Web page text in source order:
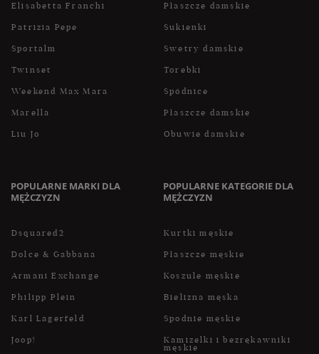
Elisabetta Franchi
Patrizia Pepe
Sportalm
Twinset
Weekend Max Mara
Marella
Liu Jo
Płaszcze damskie
Sukienki
Swetry damskie
Torebki
Spódnice
Płaszcze damskie
Obuwie damskie
POPULARNE MARKI DLA
MĘŻCZYZN
Dsquared2
Dolce & Gabbana
Armani Exchange
Philipp Plein
Karl Lagerfeld
Joop!
POPULARNE KATEGORIE DLA
MĘŻCZYZN
Kurtki męskie
Płaszcze męskie
Koszule męskie
Bielizna męska
Spodnie męskie
Kamizelki i bezrękawniki
męskie